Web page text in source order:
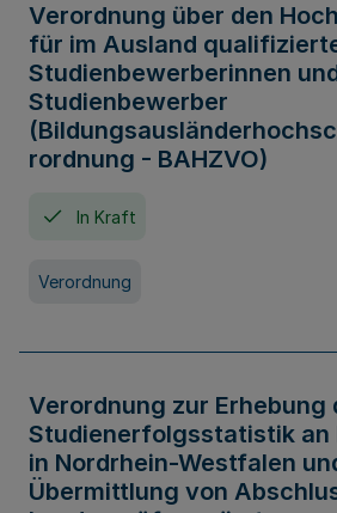
Verordnung über den
für im Ausland
Studienbewerberinnen
Studienbewerber
rordnung - BAHZVO)
In Kraft
Verordnung
Verordnung zur Erhebung
Studienerfolgsstatistik an
in Nordrhein-Westfalen
Übermittlung von